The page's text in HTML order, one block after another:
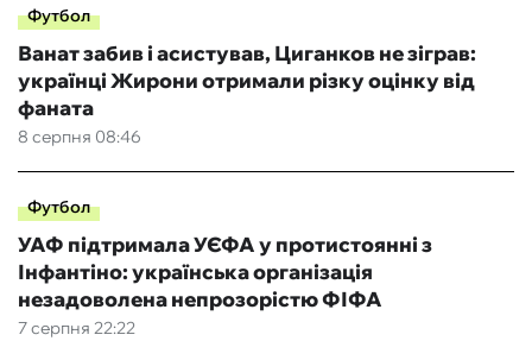
Футбол
8 серпня 08:46
Ванат забив і асистував, Циганков не зіграв:
українці Жирони отримали різку оцінку від
фаната
Футбол
7 серпня 22:22
УАФ підтримала УЄФА у протистоянні з
Інфантіно: українська організація
незадоволена непрозорістю ФІФА